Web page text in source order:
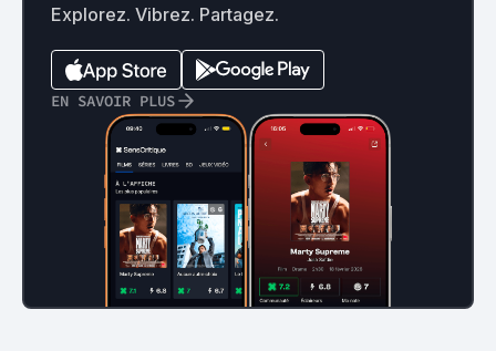
Explorez. Vibrez. Partagez.
EN SAVOIR PLUS